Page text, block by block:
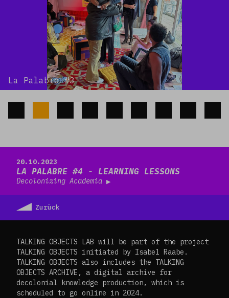
La Palabre #3
20.10.2023
LA PALABRE #4 - LEARNING LESSONS
Decolonizing Academia
Zurück
TALKING OBJECTS LAB will be part of the project
TALKING OBJECTS initiated by Isabel Raabe.
TALKING OBJECTS also includes the TALKING
OBJECTS ARCHIVE, a digital archive for
decolonial knowledge production, which is
scheduled to go online in 2024.